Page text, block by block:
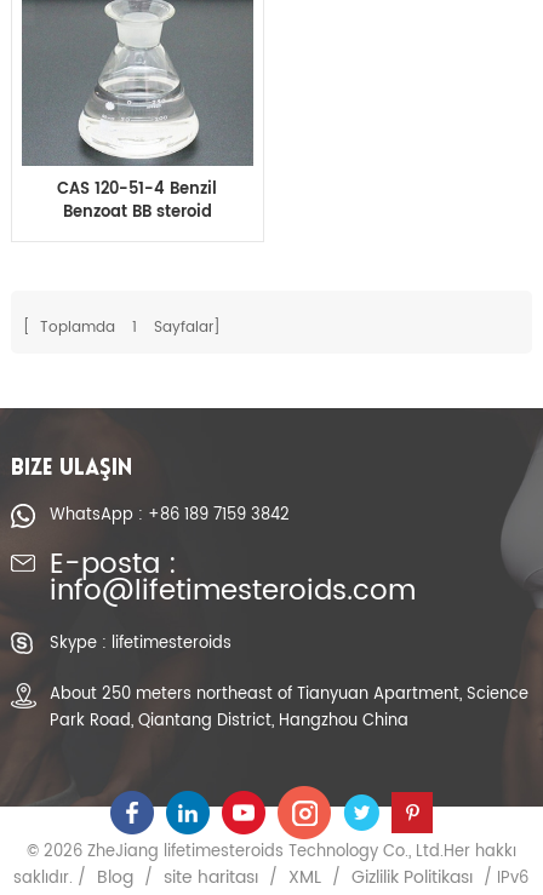
CAS 120-51-4 Benzil
Benzoat BB steroid
çözücüler BB Sıvı
[ Toplamda 1 Sayfalar]
BIZE ULAŞIN
WhatsApp : +86 189 7159 3842
E-posta :
info@lifetimesteroids.com
Skype : lifetimesteroids
About 250 meters northeast of Tianyuan Apartment, Science
Park Road, Qiantang District, Hangzhou China
© 2026 ZheJiang lifetimesteroids Technology Co., Ltd.Her hakkı
saklıdır. / Blog / site haritası / XML / Gizlilik Politikası / IPv6